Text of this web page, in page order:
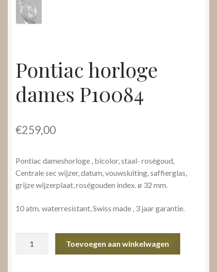
Pontiac horloge
dames P10084
€259,00
Pontiac dameshorloge , bicolor, staal- roségoud,
Centrale sec wijzer, datum, vouwsluiting, saffierglas,
grijze wijzerplaat, roségouden index. ø 32 mm.
10 atm. waterresistant, Swiss made , 3 jaar garantie.
Toevoegen aan winkelwagen